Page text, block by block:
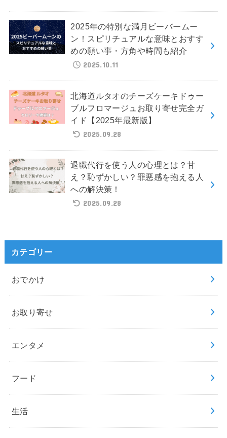
2025年の特別な満月ビーバームー
ン！スピリチュアルな意味とおすす
めの願い事・方角や時間も紹介
2025.10.11
北海道ルタオのチーズケーキドゥー
ブルフロマージュお取り寄せ完全ガ
イド【2025年最新版】
2025.09.28
退職代行を使う人の心理とは？甘
え？恥ずかしい？罪悪感を抱える人
への解決策！
2025.09.28
カテゴリー
おでかけ
お取り寄せ
エンタメ
フード
生活